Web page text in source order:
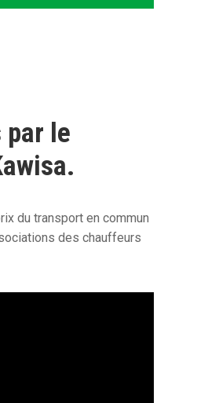
le
du transport en commun
des chauffeurs